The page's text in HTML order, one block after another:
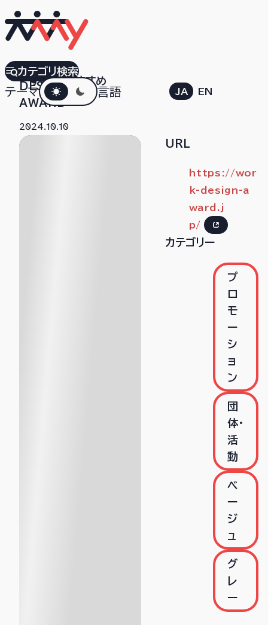
すべておすすめ
テーマダークモード言語 JA EN
カテゴリ検索
WORK
DESIGN
AWARD
2024.10.10
URL
https://wor
k-design-a
ward.j
p/
カテゴリー
プ
ロ
モ
ー
シ
ョ
ン
団
体・
活
動
ベ
ー
ジ
ュ
グ
レ
ー